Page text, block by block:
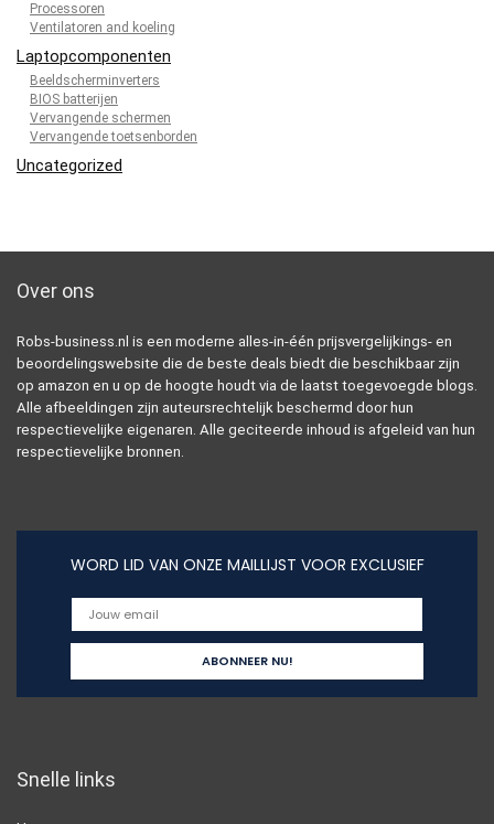
Processoren
Ventilatoren and koeling
Laptopcomponenten
Beeldscherminverters
BIOS batterijen
Vervangende schermen
Vervangende toetsenborden
Uncategorized
Over ons
Robs-business.nl is een moderne alles-in-één prijsvergelijkings- en
beoordelingswebsite die de beste deals biedt die beschikbaar zijn
op amazon en u op de hoogte houdt via de laatst toegevoegde blogs.
Alle afbeeldingen zijn auteursrechtelijk beschermd door hun
respectievelijke eigenaren. Alle geciteerde inhoud is afgeleid van hun
respectievelijke bronnen.
WORD LID VAN ONZE MAILLIJST VOOR EXCLUSIEF
Snelle links